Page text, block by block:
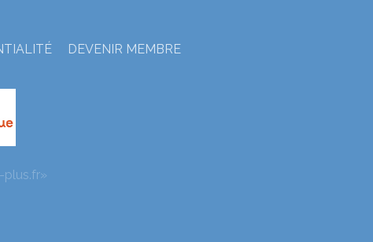
DEVENIR MEMBRE
plus.fr»